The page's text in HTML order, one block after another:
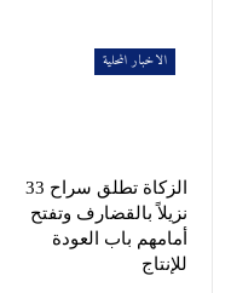
الاخبار المحلية
الزكاة تطلق سراح 33
نزيلاً بالقضارف وتفتح
أمامهم باب العودة
للإنتاج